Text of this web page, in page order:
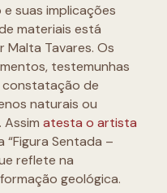
suas implicações
materiais está
Malta Tavares. Os
testemunhas
constatação de
naturais ou
atesta o artista
Sentada –
reflete na
geológica.